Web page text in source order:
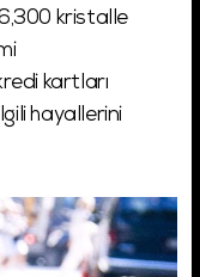
kristalle
kartları
hayallerini